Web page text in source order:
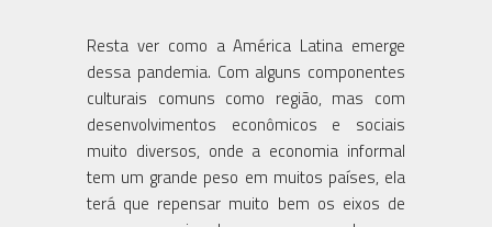
Resta ver como a América Latina emerge
dessa pandemia. Com alguns componentes
culturais comuns como região, mas com
desenvolvimentos econômicos e sociais
muito diversos, onde a economia informal
tem um grande peso em muitos países, ela
terá que repensar muito bem os eixos de